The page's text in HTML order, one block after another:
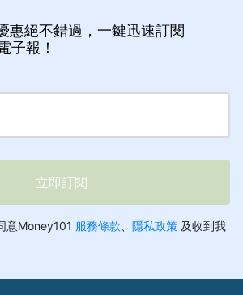
惠絕不錯過，一鍵迅速訂閱
子報！